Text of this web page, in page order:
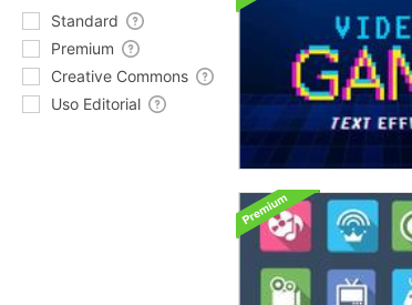
Standard
Premium
Creative Commons
Uso Editorial